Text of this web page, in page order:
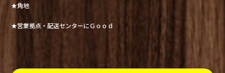
★角地
★営業拠点・配送センターにＧｏｏｄ